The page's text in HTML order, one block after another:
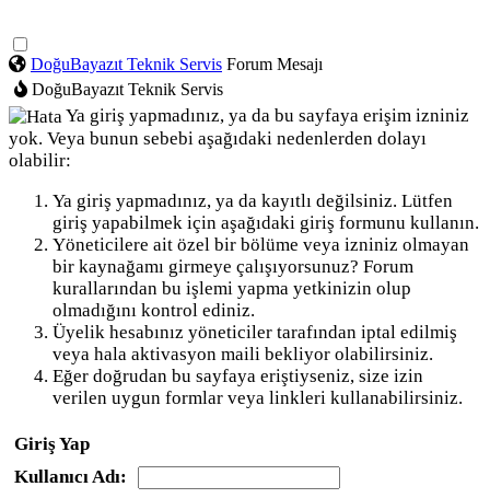
DoğuBayazıt Teknik Servis Forum Mesajı
DoğuBayazıt Teknik Servis
Ya giriş yapmadınız, ya da bu sayfaya erişim izniniz
yok. Veya bunun sebebi aşağıdaki nedenlerden dolayı
olabilir:
Ya giriş yapmadınız, ya da kayıtlı değilsiniz. Lütfen
giriş yapabilmek için aşağıdaki giriş formunu kullanın.
Yöneticilere ait özel bir bölüme veya izniniz olmayan
bir kaynağamı girmeye çalışıyorsunuz? Forum
kurallarından bu işlemi yapma yetkinizin olup
olmadığını kontrol ediniz.
Üyelik hesabınız yöneticiler tarafından iptal edilmiş
veya hala aktivasyon maili bekliyor olabilirsiniz.
Eğer doğrudan bu sayfaya eriştiyseniz, size izin
verilen uygun formlar veya linkleri kullanabilirsiniz.
Giriş Yap
Kullanıcı Adı: